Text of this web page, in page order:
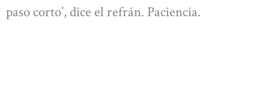
paso corto’, dice el refrán. Paciencia.